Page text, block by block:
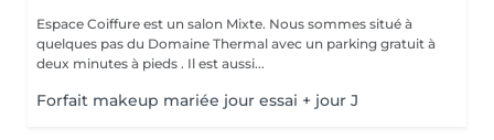
Espace Coiffure est un salon Mixte. Nous sommes situé à
quelques pas du Domaine Thermal avec un parking gratuit à
deux minutes à pieds . Il est aussi...
Forfait makeup mariée jour essai + jour J